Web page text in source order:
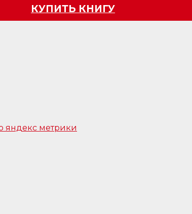
КУПИТЬ КНИГУ
яндекс метрики